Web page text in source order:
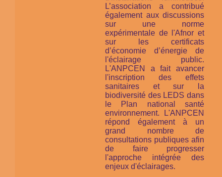
L’association a contribué
également aux discussions
sur une norme
expérimentale de l'Afnor et
sur les certificats
d’économie d’énergie de
l'éclairage public.
L'ANPCEN a fait avancer
l'inscription des effets
sanitaires et sur la
biodiversité des LEDS dans
le Plan national santé
environnement. L'ANPCEN
répond également à un
grand nombre de
consultations publiques afin
de faire progresser
l'approche intégrée des
enjeux d'éclairages.